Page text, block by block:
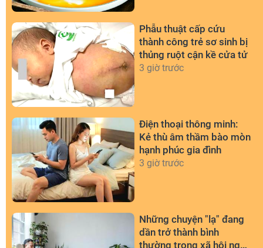
Phẫu thuật cấp cứu
thành công trẻ sơ sinh bị
thủng ruột cận kề cửa tử
3 giờ trước
Điện thoại thông minh:
Kẻ thù âm thầm bào mòn
hạnh phúc gia đình
3 giờ trước
Những chuyện "lạ" đang
dần trở thành bình
thường trong xã hội ngày